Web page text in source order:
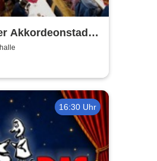
Akkordeonstadl -
Jahnhalle
16:30 Uhr